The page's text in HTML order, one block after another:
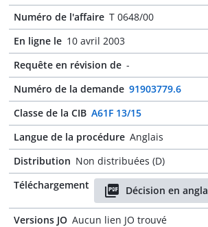
Numéro de l'affaire T 0648/00
En ligne le 10 avril 2003
Requête en révision de -
Numéro de la demande 91903779.6
Classe de la CIB A61F 13/15
Langue de la procédure Anglais
Distribution Non distribuées (D)
Téléchargement
Décision en
Versions JO Aucun lien JO trouvé